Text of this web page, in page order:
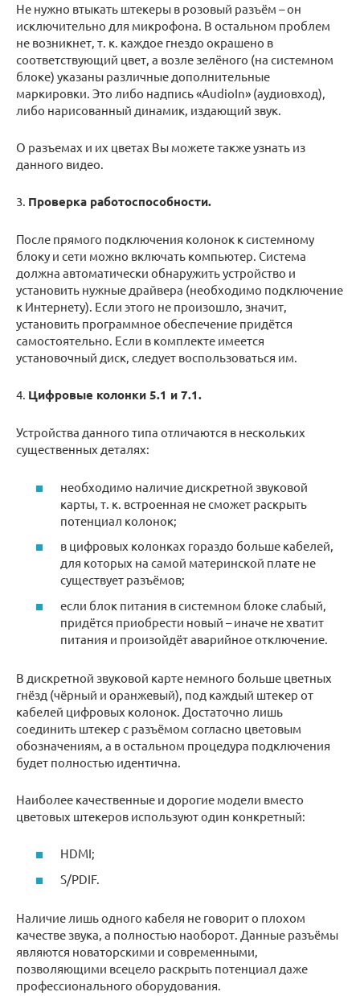
Не нужно втыкать штекеры в розовый разъём – он
исключительно для микрофона. В остальном проблем
не возникнет, т. к. каждое гнездо окрашено в
соответствующий цвет, а возле зелёного (на системном
блоке) указаны различные дополнительные
маркировки. Это либо надпись «AudioIn» (аудиовход),
либо нарисованный динамик, издающий звук.
О разъемах и их цветах Вы можете также узнать из
данного видео.
3. Проверка работоспособности.
После прямого подключения колонок к системному
блоку и сети можно включать компьютер. Система
должна автоматически обнаружить устройство и
установить нужные драйвера (необходимо подключение
к Интернету). Если этого не произошло, значит,
установить программное обеспечение придётся
самостоятельно. Если в комплекте имеется
установочный диск, следует воспользоваться им.
4. Цифровые колонки 5.1 и 7.1.
Устройства данного типа отличаются в нескольких
существенных деталях:
необходимо наличие дискретной звуковой
карты, т. к. встроенная не сможет раскрыть
потенциал колонок;
в цифровых колонках гораздо больше кабелей,
для которых на самой материнской плате не
существует разъёмов;
если блок питания в системном блоке слабый,
придётся приобрести новый – иначе не хватит
питания и произойдёт аварийное отключение.
В дискретной звуковой карте немного больше цветных
гнёзд (чёрный и оранжевый), под каждый штекер от
кабелей цифровых колонок. Достаточно лишь
соединить штекер с разъёмом согласно цветовым
обозначениям, а в остальном процедура подключения
будет полностью идентична.
Наиболее качественные и дорогие модели вместо
цветовых штекеров используют один конкретный:
HDMI;
S/PDIF.
Наличие лишь одного кабеля не говорит о плохом
качестве звука, а полностью наоборот. Данные разъёмы
являются новаторскими и современными,
позволяющими всецело раскрыть потенциал даже
профессионального оборудования.